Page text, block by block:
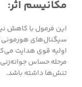
مکانیسم اثر:
این فرمول با کاهش
سیگنال‌های
اولیه قوی هدایت
مرحله حساس جوانه‌زنی
تنش‌ها داشته باشد.